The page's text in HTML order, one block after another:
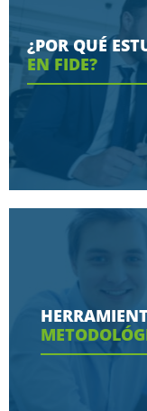
¿POR QUÉ
EN FIDE?
Conoce